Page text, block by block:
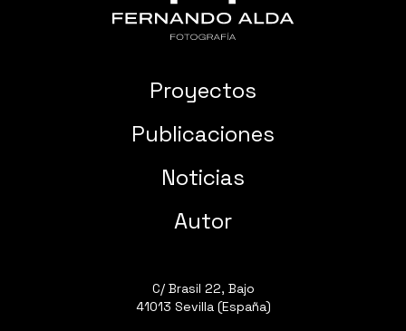
Proyectos
Publicaciones
Noticias
Autor
C/ Brasil 22, Bajo
41013 Sevilla (España)